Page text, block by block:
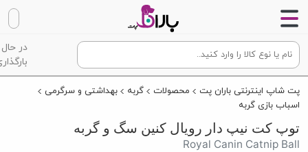
در حال
پت شاپ اینترنتی باران پت محصولات گربه
بهداشتی و سرگرمی
اسباب بازی گربه
توپ کت نیپ دار رویال کنین سگ و گربه
Royal Canin Catnip Ball